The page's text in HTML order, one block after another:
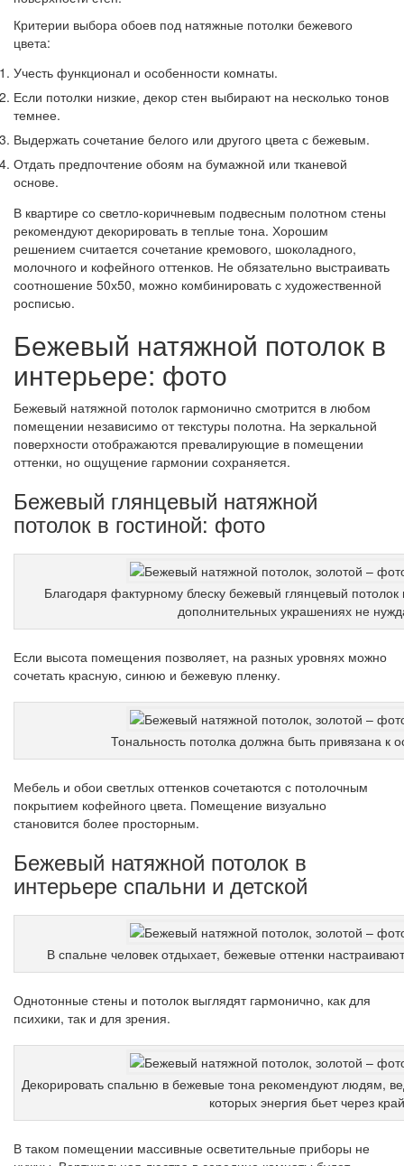
Критерии выбора обоев под натяжные потолки бежевого
цвета:
Учесть функционал и особенности комнаты.
Если потолки низкие, декор стен выбирают на несколько тонов
темнее.
Выдержать сочетание белого или другого цвета с бежевым.
Отдать предпочтение обоям на бумажной или тканевой
основе.
В квартире со светло-коричневым подвесным полотном стены
рекомендуют декорировать в теплые тона. Хорошим
решением считается сочетание кремового, шоколадного,
молочного и кофейного оттенков. Не обязательно выстраивать
соотношение 50х50, можно комбинировать с художественной
росписью.
Бежевый натяжной потолок в
интерьере: фото
Бежевый натяжной потолок гармонично смотрится в любом
помещении независимо от текстуры полотна. На зеркальной
поверхности отображаются превалирующие в помещении
оттенки, но ощущение гармонии сохраняется.
Бежевый глянцевый натяжной
потолок в гостиной: фото
Благодаря фактурному блеску бежевый глянцевый потолок
дополнительных украшениях не
Если высота помещения позволяет, на разных уровнях можно
сочетать красную, синюю и бежевую пленку.
Тональность потолка должна быть привязана к
Мебель и обои светлых оттенков сочетаются с потолочным
покрытием кофейного цвета. Помещение визуально
становится более просторным.
Бежевый натяжной потолок в
интерьере спальни и детской
В спальне человек отдыхает, бежевые оттенки
Однотонные стены и потолок выглядят гармонично, как для
психики, так и для зрения.
Декорировать спальню в бежевые тона рекомендуют людям,
которых энергия бьет через край
В таком помещении массивные осветительные приборы не